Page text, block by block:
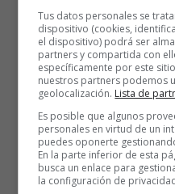
He sees you when you're
He knows when you're
He knows when you've
So be good for goodness
Detalles
Escrito por:
Categoría:
Última
Tus datos personales se
dispositivo (cookies,
el dispositivo) podrá ser
partners y compartida con
específicamente por este
nuestros partners podemos
geolocalización. Lista de
Es posible que algunos
personales en virtud de un
puedes oponerte
En la parte inferior de esta
busca un enlace para
la configuración de